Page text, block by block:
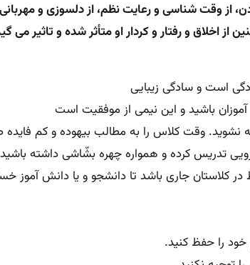
از وقت شناسی و رعایت نظم، از دلسوزی و
و رفتار و کردار او متأثر شده و تاثیر می
است و سادگی زیبایی
باشید و این نیمی از موفقیت است
نشوید. وقت کلاس را به مطالب بیهوده و کم
کرده و همواره چهره بشّاشی داشته باشید
کلاستان جاری باشد تا دانشجو و یا دانش
خود را حفظ کنید.